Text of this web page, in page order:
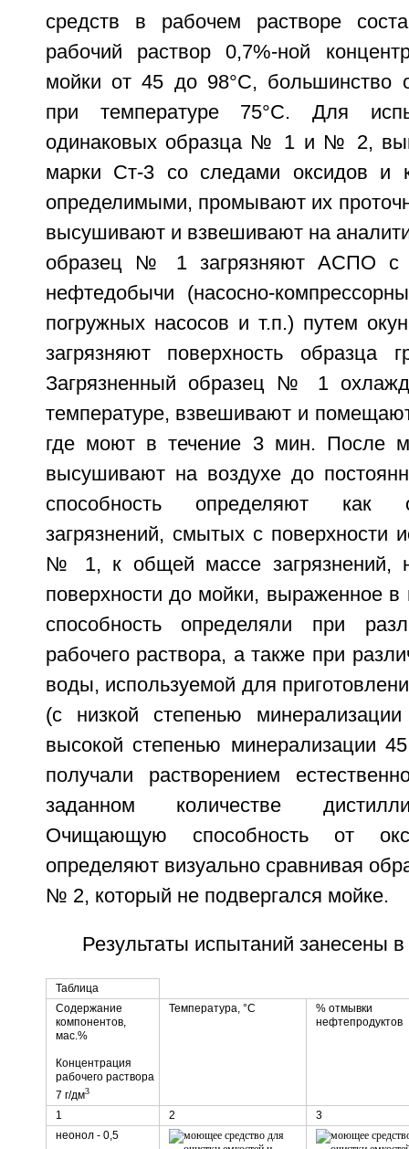
средств в рабочем растворе
рабочий раствор 0,7%-ной
мойки от 45 до 98°C, большинство
при температуре 75°С. Для
одинаковых образца № 1 и № 2,
марки Ст-3 со следами оксидов и
определимыми, промывают их
высушивают и взвешивают на
образец № 1 загрязняют АСПО с
нефтедобычи (насосно-
погружных насосов и т.п.) путем
загрязняют поверхность образца
Загрязненный образец № 1
температуре, взвешивают и
где моют в течение 3 мин. После
высушивают на воздухе до
способность определяют как
загрязнений, смытых с поверхности
№ 1, к общей массе загрязнений,
поверхности до мойки, выраженное
способность определяли при
рабочего раствора, а также при
воды, используемой для
(с низкой степенью
высокой степенью минерализации
получали растворением
заданном количестве
Очищающую способность от
определяют визуально сравнивая
№ 2, который не подвергался мойке.
Результаты испытаний занесены в
Таблица
Содержание
компонентов,
мас.%
Концентрация
рабочего раствора
7 г/дм3
Температура, °C
% отмывки
нефтепродуктов
1 2
3
неонол - 0,5